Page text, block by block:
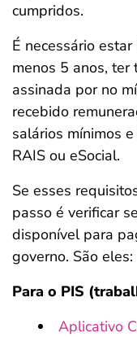
cumpridos.
É necessário
menos 5 anos, ter
assinada por no
recebido
salários mínimos
RAIS ou eSocial.
Se esses
passo é verificar
disponível para
governo. São eles:
Para o PIS
Aplicativo